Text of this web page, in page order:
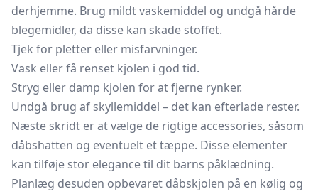
derhjemme. Brug mildt vaskemiddel og undgå hårde
blegemidler, da disse kan skade stoffet.
Tjek for pletter eller misfarvninger.
Vask eller få renset kjolen i god tid.
Stryg eller damp kjolen for at fjerne rynker.
Undgå brug af skyllemiddel – det kan efterlade rester.
Næste skridt er at vælge de rigtige accessories, såsom
dåbshatten og eventuelt et tæppe. Disse elementer
kan tilføje stor elegance til dit barns påklædning.
Planlæg desuden opbevaret dåbskjolen på en kølig og